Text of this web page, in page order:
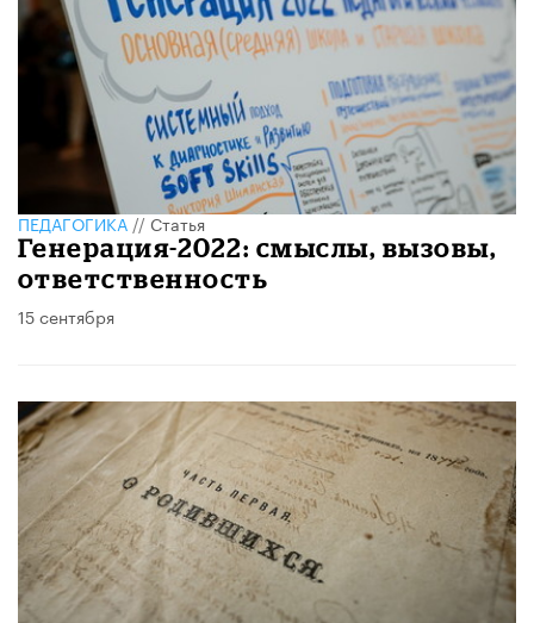
ПЕДАГОГИКА//Статья
Генерация-2022: смыслы, вызовы,
ответственность
15 сентября